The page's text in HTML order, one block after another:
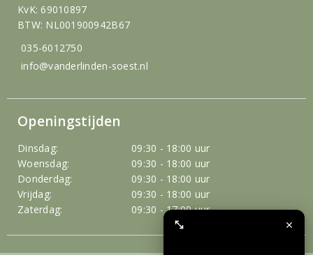
KvK: 69010897
BTW: NL001900942B67
035-6012750
info@vanderlinden-soest.nl
Openingstijden
Dinsdag:
09:30 - 18:00 uur
Woensdag:
09:30 - 18:00 uur
Donderdag:
09:30 - 18:00 uur
Vrijdag:
09:30 - 18:00 uur
Zaterdag:
09:30 - 17:00 uur